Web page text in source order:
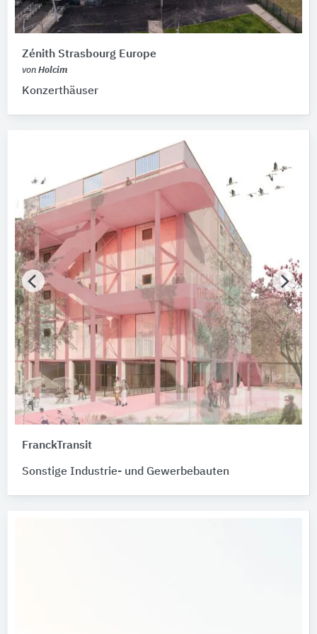
Zénith Strasbourg Europe
von Holcim
Konzerthäuser
FranckTransit
Sonstige Industrie- und Gewerbebauten